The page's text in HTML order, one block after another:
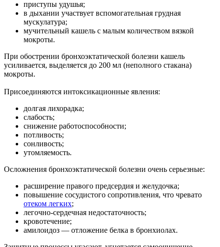
приступы удушья;
в дыхании участвует вспомогательная грудная
мускулатура;
мучительный кашель с малым количеством вязкой
мокроты.
При обострении бронхоэктатической болезни кашель
усиливается, выделяется до 200 мл (неполного стакана)
мокроты.
Присоединяются интоксикационные явления:
долгая лихорадка;
слабость;
снижение работоспособности;
потливость;
сонливость;
утомляемость.
Осложнения бронхоэктатической болезни очень серьезные:
расширение правого предсердия и желудочка;
повышение сосудистого сопротивления, что чревато
отеком легких;
легочно-сердечная недостаточность;
кровотечение;
амилоидоз — отложение белка в бронхиолах.